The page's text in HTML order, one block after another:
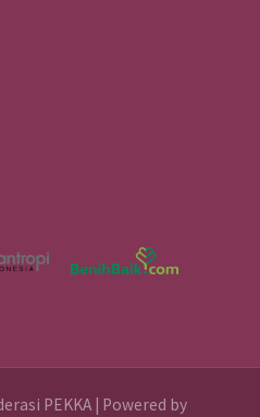
PEKKA | Powered by